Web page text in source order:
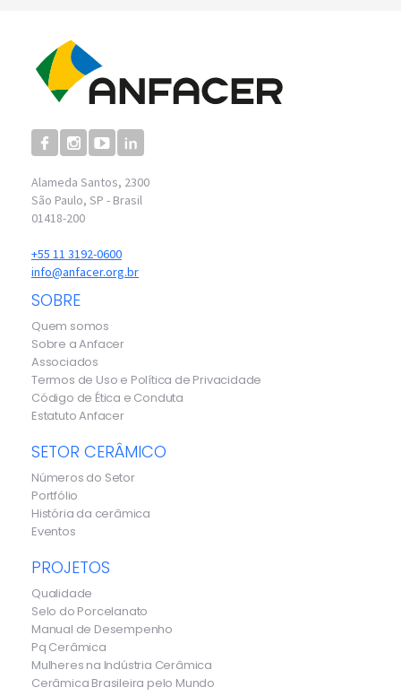
Alameda Santos, 2300
São Paulo, SP - Brasil
01418-200
+55 11 3192-0600
info@anfacer.org.br
SOBRE
Quem somos
Sobre a Anfacer
Associados
Termos de Uso e Política de Privacidade
Código de Ética e Conduta
Estatuto Anfacer
SETOR CERÂMICO
Números do Setor
Portfólio
História da cerâmica
Eventos
PROJETOS
Qualidade
Selo do Porcelanato
Manual de Desempenho
Pq Cerâmica
Mulheres na Indústria Cerâmica
Cerâmica Brasileira pelo Mundo